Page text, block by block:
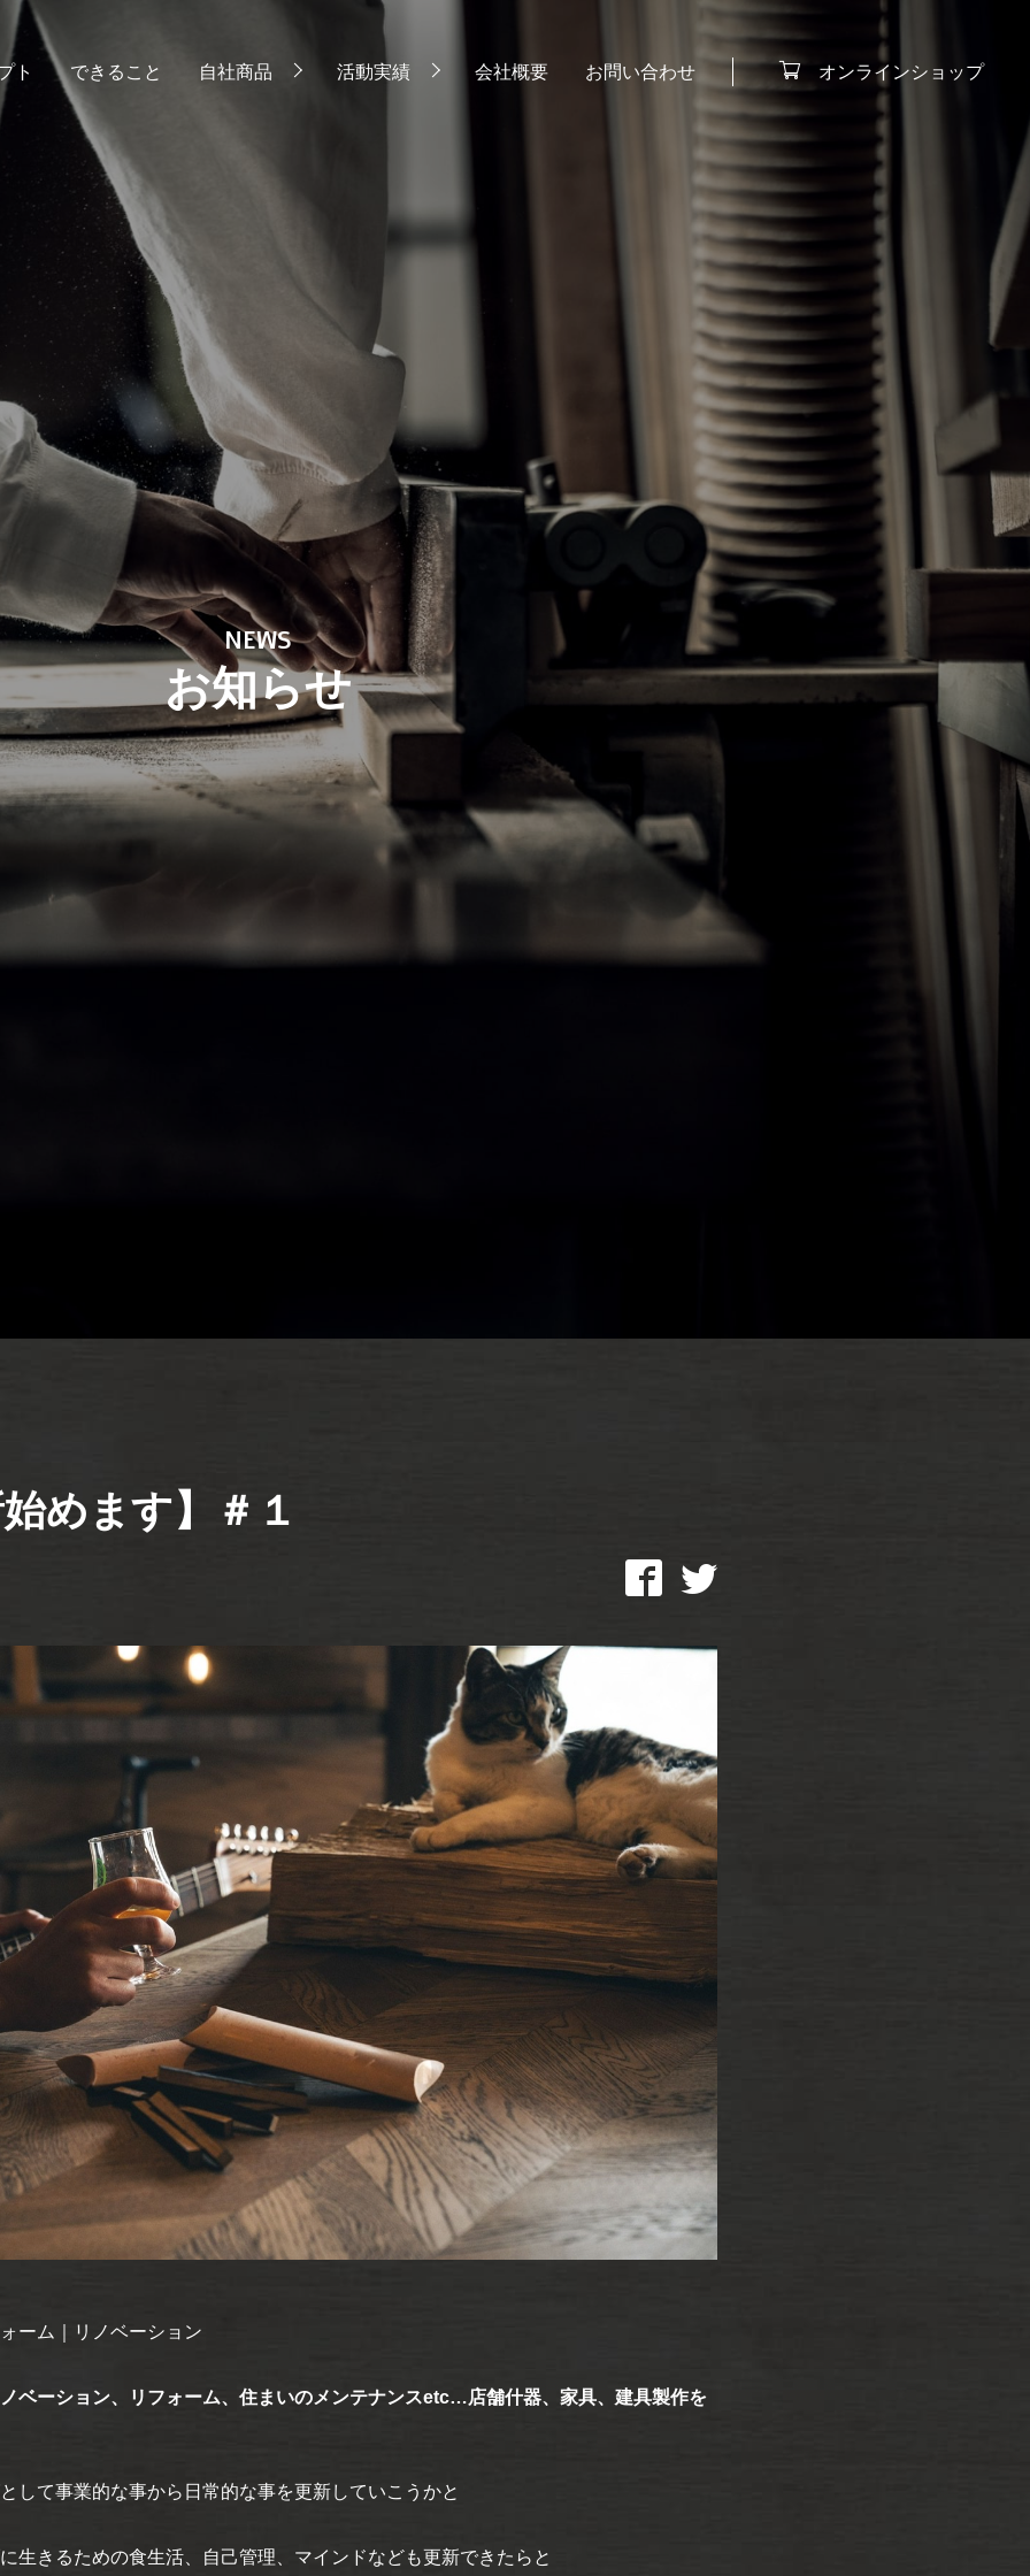
ト できること 自社商品 活動実績 会社概要 お問い合わせ オンラインショップ
NEWS
お知らせ
めます】＃１
ーム｜リノベーション
ベーション、リフォーム、住まいのメンテナンスetc…店舗什器、家具、建具製作を
して事業的な事から日常的な事を更新していこうかと
生きるための食生活、自己管理、マインドなども更新できたらと